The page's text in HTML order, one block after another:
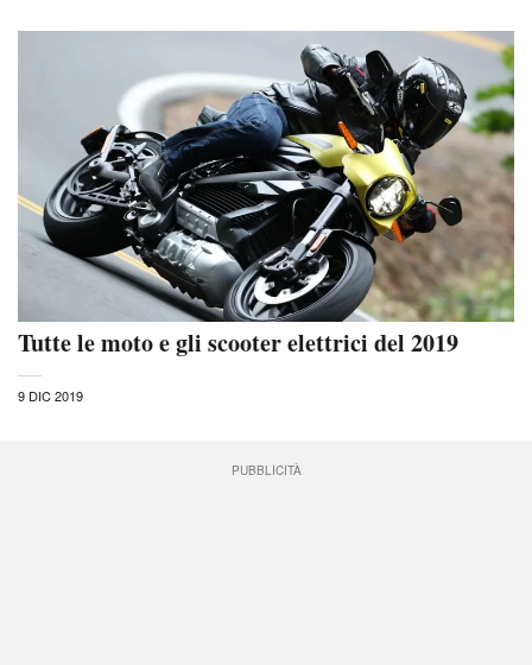
Tutte le moto e gli scooter elettrici del 2019
9 DIC 2019
PUBBLICITÀ